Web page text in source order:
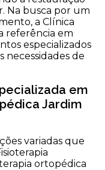
Na busca por um
a Clínica
referência em
especializados
necessidades de
em
Jardim
variadas que
ortopédica